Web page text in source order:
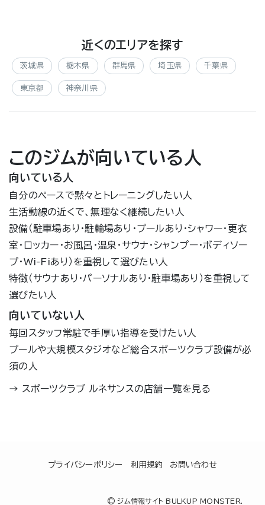
近くのエリアを探す
茨城県 栃木県 群馬県 埼玉県 千葉県
東京都 神奈川県
このジムが向いている人
向いている人
自分のペースで黙々とトレーニングしたい人
生活動線の近くで、無理なく継続したい人
設備（駐車場あり・駐輪場あり・プールあり・シャワー・更衣
室・ロッカー・お風呂・温泉・サウナ・シャンプー・ボディソー
プ・Wi-Fiあり）を重視して選びたい人
特徴（サウナあり・パーソナルあり・駐車場あり）を重視して
選びたい人
向いていない人
毎回スタッフ常駐で手厚い指導を受けたい人
プールや大規模スタジオなど総合スポーツクラブ設備が必
須の人
→ スポーツクラブ ルネサンスの店舗一覧を見る
プライバシーポリシー 利用規約 お問い合わせ
© ジム情報サイト BULKUP MONSTER.